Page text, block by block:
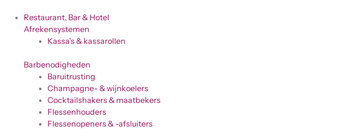
Restaurant, Bar & Hotel
Afrekensystemen
Kassa's & kassarollen
Barbenodigheden
Baruitrusting
Champagne- & wijnkoelers
Cocktailshakers & maatbekers
Flessenhouders
Flessenopeners & -afsluiters